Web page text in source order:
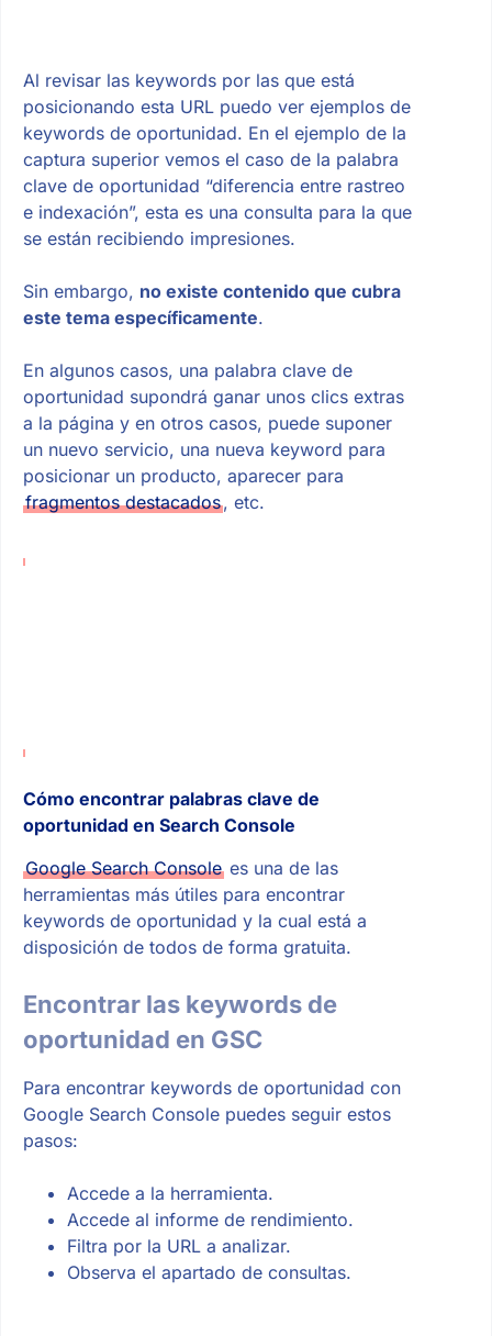
Al revisar las keywords por las que está
posicionando esta URL puedo ver ejemplos de
keywords de oportunidad. En el ejemplo de la
captura superior vemos el caso de la palabra
clave de oportunidad “diferencia entre rastreo
e indexación”, esta es una consulta para la que
se están recibiendo impresiones.
Sin embargo, no existe contenido que cubra
este tema específicamente.
En algunos casos, una palabra clave de
oportunidad supondrá ganar unos clics extras
a la página y en otros casos, puede suponer
un nuevo servicio, una nueva keyword para
posicionar un producto, aparecer para
fragmentos destacados, etc.
Cómo encontrar palabras clave de
oportunidad en Search Console
Google Search Consolees una de las
herramientas más útiles para encontrar
keywords de oportunidad y la cual está a
disposición de todos de forma gratuita.
Encontrar las keywords de
oportunidad en GSC
Para encontrar keywords de oportunidad con
Google Search Console puedes seguir estos
pasos:
Accede a la herramienta.
Accede al informe de rendimiento.
Filtra por la URL a analizar.
Observa el apartado de consultas.